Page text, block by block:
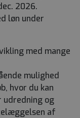
2026.
løn under
med mange
mulighed
hvor du kan
og
af